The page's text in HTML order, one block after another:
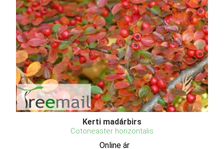
Kerti madárbirs
Cotoneaster horizontalis
Online ár